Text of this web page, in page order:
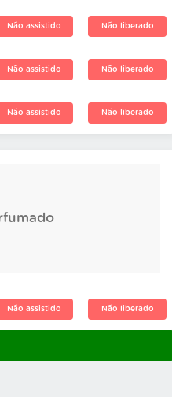
Não assistido Não liberado
Não assistido Não liberado
Não assistido Não liberado
Não assistido Não liberado